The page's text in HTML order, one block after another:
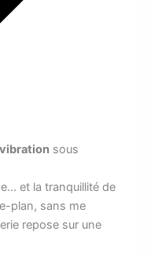
sous
et la tranquillité de
plan, sans me
repose sur une